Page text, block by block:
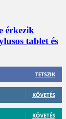
érkezik
tablet és
TETSZIK
KÖVETÉS
KÖVETÉS